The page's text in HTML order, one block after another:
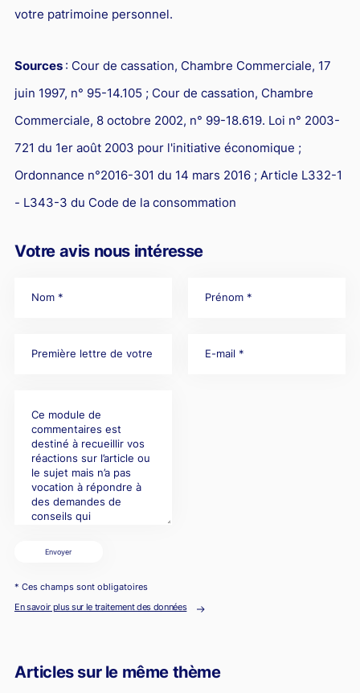
votre patrimoine personnel.
Sources : Cour de cassation, Chambre Commerciale, 17
juin 1997, n° 95-14.105 ; Cour de cassation, Chambre
Commerciale, 8 octobre 2002, n° 99-18.619. Loi n° 2003-
721 du 1er août 2003 pour l'initiative économique ;
Ordonnance n°2016-301 du 14 mars 2016 ; Article L332-1
- L343-3 du Code de la consommation
Votre avis nous intéresse
Envoyer
* Ces champs sont obligatoires
En savoir plus sur le traitement des données
Articles sur le même thème